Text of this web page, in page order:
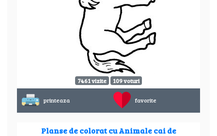
7461 vizite 109 voturi
printeaza favorite
Planse de colorat cu Animale cai de